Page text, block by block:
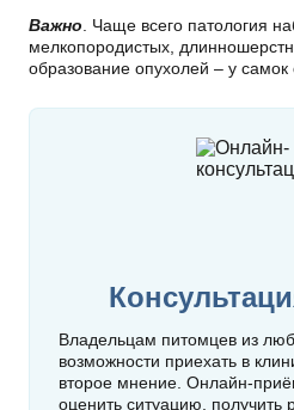
Важно . Чаще всего патология
мелкопородистых,
образование опухолей – у самок
Владельцам питомцев из
возможности приехать в
второе мнение.
оценить ситуацию, получить